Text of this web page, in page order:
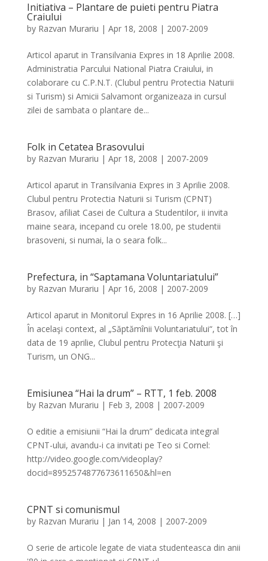
Initiativa – Plantare de puieti pentru Piatra
Craiului
by Razvan Murariu | Apr 18, 2008 | 2007-2009
Articol aparut in Transilvania Expres in 18 Aprilie 2008.
Administratia Parcului National Piatra Craiului, in
colaborare cu C.P.N.T. (Clubul pentru Protectia Naturii
si Turism) si Amicii Salvamont organizeaza in cursul
zilei de sambata o plantare de...
Folk in Cetatea Brasovului
by Razvan Murariu | Apr 18, 2008 | 2007-2009
Articol aparut in Transilvania Expres in 3 Aprilie 2008.
Clubul pentru Protectia Naturii si Turism (CPNT)
Brasov, afiliat Casei de Cultura a Studentilor, ii invita
maine seara, incepand cu orele 18.00, pe studentii
brasoveni, si numai, la o seara folk...
Prefectura, in “Saptamana Voluntariatului”
by Razvan Murariu | Apr 16, 2008 | 2007-2009
Articol aparut in Monitorul Expres in 16 Aprilie 2008. […]
În acelaşi context, al „Săptămînii Voluntariatului“, tot în
data de 19 aprilie, Clubul pentru Protecţia Naturii şi
Turism, un ONG...
Emisiunea “Hai la drum” – RTT, 1 feb. 2008
by Razvan Murariu | Feb 3, 2008 | 2007-2009
O editie a emisiunii “Hai la drum” dedicata integral
CPNT-ului, avandu-i ca invitati pe Teo si Cornel:
http://video.google.com/videoplay?
docid=8952574877673611650&hl=en
CPNT si comunismul
by Razvan Murariu | Jan 14, 2008 | 2007-2009
O serie de articole legate de viata studenteasca din anii